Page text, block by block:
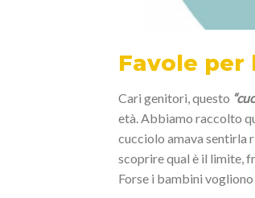
Favole per
Cari genitori, questo
età. Abbiamo raccolto
cucciolo amava sentirla
scoprire qual è il limite,
Forse i bambini